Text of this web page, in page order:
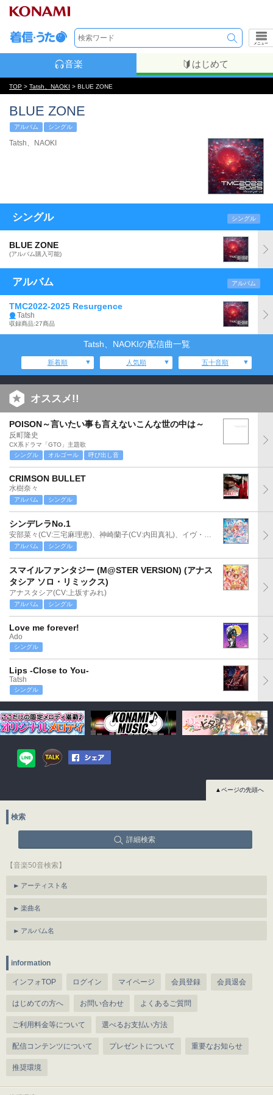
メニュー
音楽 はじめて
TOP > Tatsh、NAOKI > BLUE ZONE
BLUE ZONE
アルバム シングル
Tatsh、NAOKI
シングル シングル
BLUE ZONE
(アルバム購入可能)
アルバム アルバム
TMC2022-2025 Resurgence
Tatsh
収録商品:27商品
Tatsh、NAOKIの配信曲一覧
新着順 人気順 五十音順
オススメ!!
POISON～言いたい事も言えないこんな世の中は～
反町隆史
CX系ドラマ「GTO」主題歌
シングル
オルゴール 呼び出し音
CRIMSON BULLET
水樹奈々
アルバム シングル
シンデレラNo.1
安部菜々(CV:三宅麻理恵)、神崎蘭子(CV:内田真礼)、イヴ・サンタクロース(CV:松永あかね)
アルバム シングル
スマイルファンタジー (M@STER VERSION) (アナス
タシア ソロ・リミックス)
アナスタシア(CV:上坂すみれ)
アルバム シングル
Love me forever!
Ado
シングル
Lips -Close to You-
Tatsh
シングル
▲ページの先頭へ
検索
詳細検索
【音楽50音検索】
アーティスト名
楽曲名
アルバム名
information
インフォTOP ログイン マイページ 会員登録 会員退会
はじめての方へ お問い合わせ よくあるご質問
ご利用料金等について 選べるお支払い方法
配信コンテンツについて プレゼントについて 重要なお知らせ
推奨環境